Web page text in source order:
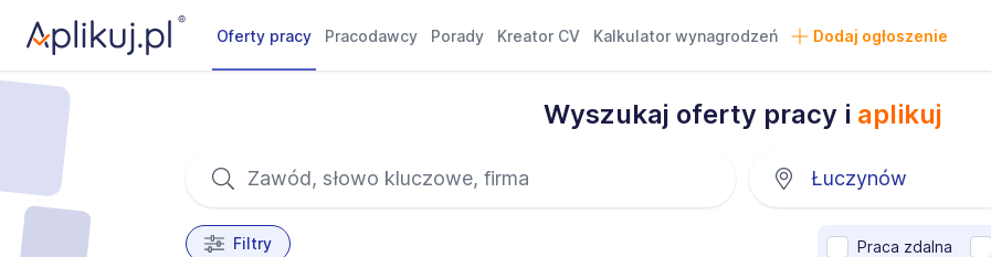
Oferty pracy Pracodawcy Porady Kreator CV Kalkulator wynagrodzeń Dodaj ogłoszenie
Wyszukaj oferty pracy i aplikuj
Filtry Praca zdalna